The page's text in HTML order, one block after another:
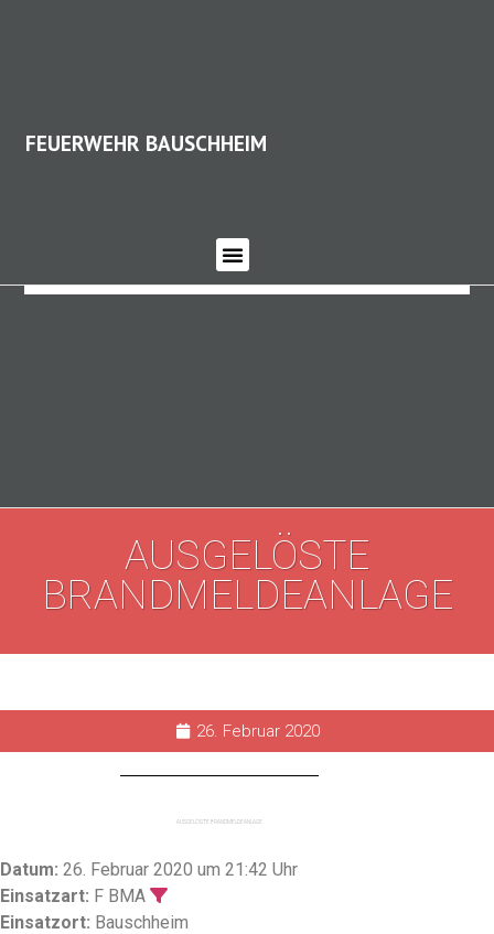
FEUERWEHR BAUSCHHEIM
AUSGELÖSTE
BRANDMELDEANLAGE
26. Februar 2020
AUSGELÖSTE BRANDMELDEANLAGE
Datum: 26. Februar 2020 um 21:42 Uhr
Einsatzart: F BMA
Einsatzort: Bauschheim